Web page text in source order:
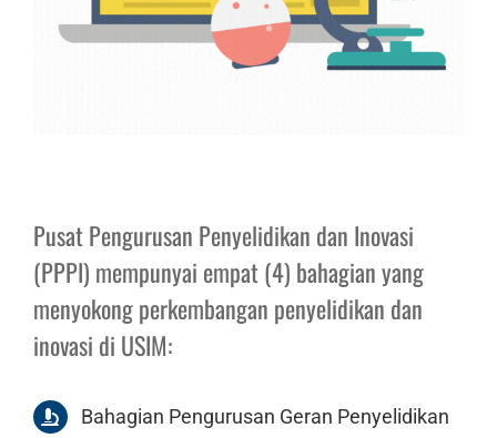
Pusat Pengurusan Penyelidikan dan Inovasi
(PPPI) mempunyai empat (4) bahagian yang
menyokong perkembangan penyelidikan dan
inovasi di USIM:
Bahagian Pengurusan Geran Penyelidikan